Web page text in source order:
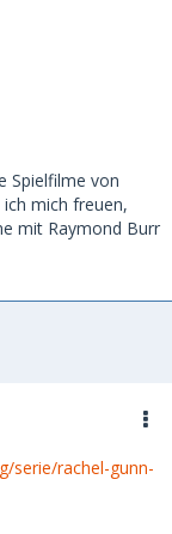
Spielfilme von
mich freuen,
mit Raymond Burr
serie/rachel-gunn-